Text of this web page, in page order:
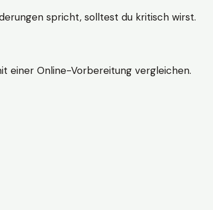
spricht, solltest du kritisch wirst.
einer Online-Vorbereitung vergleichen.